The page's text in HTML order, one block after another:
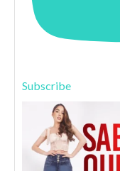
Subscribe